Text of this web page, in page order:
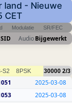
land - Nieuwe
CET
Modulatie SR/FEC
SID AudioBijgewerkt
S2 8PSK 30000 2/3
2025-03-08
2025-03-08